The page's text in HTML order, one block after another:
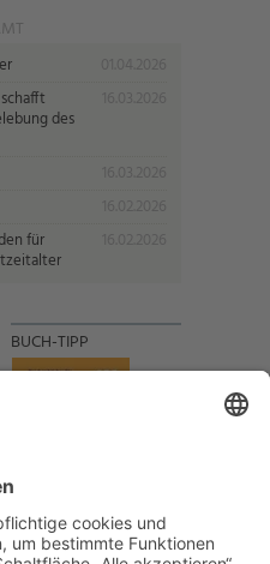
des
für
BUCH-TIPP